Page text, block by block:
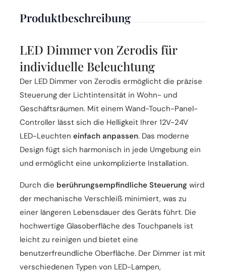
Produktbeschreibung
LED Dimmer von Zerodis für
individuelle Beleuchtung
Der LED Dimmer von Zerodis ermöglicht die präzise
Steuerung der Lichtintensität in Wohn- und
Geschäftsräumen. Mit einem Wand-Touch-Panel-
Controller lässt sich die Helligkeit Ihrer 12V-24V
LED-Leuchten einfach anpassen. Das moderne
Design fügt sich harmonisch in jede Umgebung ein
und ermöglicht eine unkomplizierte Installation.
Durch die berührungsempfindliche Steuerung wird
der mechanische Verschleiß minimiert, was zu
einer längeren Lebensdauer des Geräts führt. Die
hochwertige Glasoberfläche des Touchpanels ist
leicht zu reinigen und bietet eine
benutzerfreundliche Oberfläche. Der Dimmer ist mit
verschiedenen Typen von LED-Lampen,